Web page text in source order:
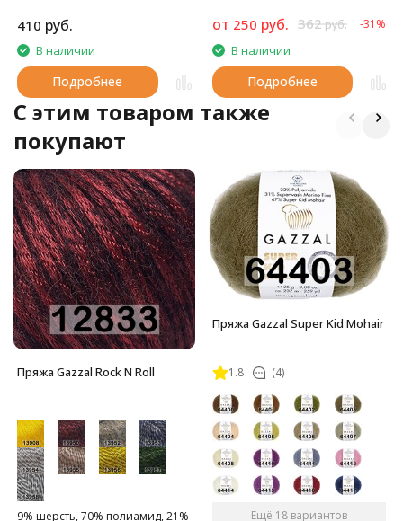
410 руб.
В наличии
Подробнее
от 250 руб. 362руб. -31%
В наличии
Подробнее
C этим товаром также
покупают
Пряжа Gazzal Rock N Roll
9% шерсть, 70% полиамид, 21%
Пряжа Gazzal Super Kid Mohair
1.8 (4)
Ещё 18 вариантов